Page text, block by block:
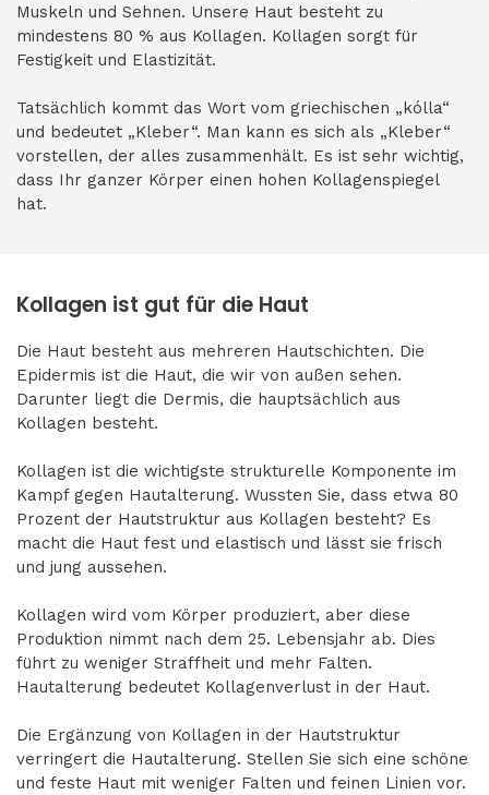
Muskeln und Sehnen. Unsere Haut besteht zu
mindestens 80 % aus Kollagen. Kollagen sorgt für
Festigkeit und Elastizität.
Tatsächlich kommt das Wort vom griechischen „kólla“
und bedeutet „Kleber“. Man kann es sich als „Kleber“
vorstellen, der alles zusammenhält. Es ist sehr wichtig,
dass Ihr ganzer Körper einen hohen Kollagenspiegel
hat.
Kollagen ist gut für die Haut
Die Haut besteht aus mehreren Hautschichten. Die
Epidermis ist die Haut, die wir von außen sehen.
Darunter liegt die Dermis, die hauptsächlich aus
Kollagen besteht.
Kollagen ist die wichtigste strukturelle Komponente im
Kampf gegen Hautalterung. Wussten Sie, dass etwa 80
Prozent der Hautstruktur aus Kollagen besteht? Es
macht die Haut fest und elastisch und lässt sie frisch
und jung aussehen.
Kollagen wird vom Körper produziert, aber diese
Produktion nimmt nach dem 25. Lebensjahr ab. Dies
führt zu weniger Straffheit und mehr Falten.
Hautalterung bedeutet Kollagenverlust in der Haut.
Die Ergänzung von Kollagen in der Hautstruktur
verringert die Hautalterung. Stellen Sie sich eine schöne
und feste Haut mit weniger Falten und feinen Linien vor.